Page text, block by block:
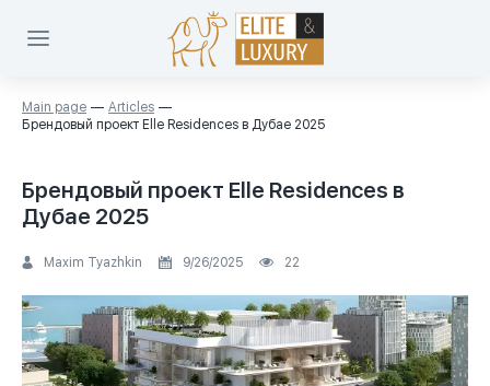
Main page
Articles
Брендовый проект Elle Residences в Дубае 2025
Брендовый проект Elle Residences в
Дубае 2025
Maxim Tyazhkin 9/26/2025 22